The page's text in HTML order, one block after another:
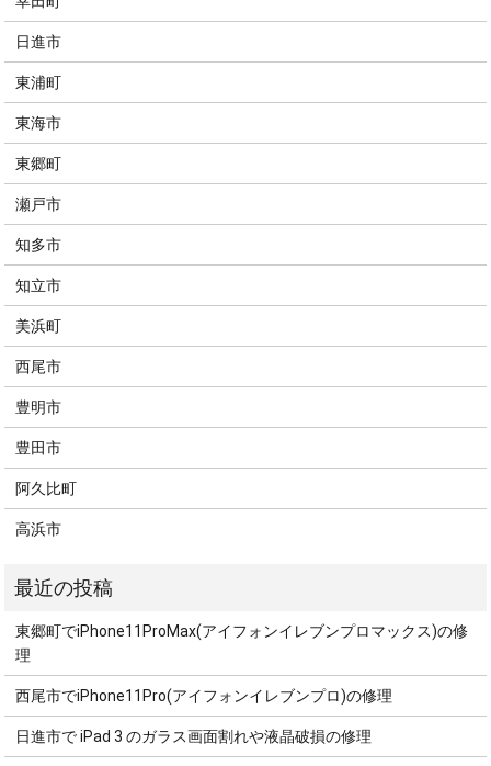
日進市
東浦町
東海市
東郷町
瀬戸市
知多市
知立市
美浜町
西尾市
豊明市
豊田市
阿久比町
高浜市
東郷町でiPhone11ProMax(アイフォンイレブンプロマックス)の修
理
西尾市でiPhone11Pro(アイフォンイレブンプロ)の修理
日進市で iPad 3 のガラス画面割れや液晶破損の修理